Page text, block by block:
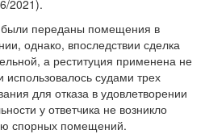
2021).
были переданы помещения в
однако, впоследствии сделка
а реституция применена не
использовалось судами трех
для отказа в удовлетворении
у ответчика не возникло
спорных помещений.